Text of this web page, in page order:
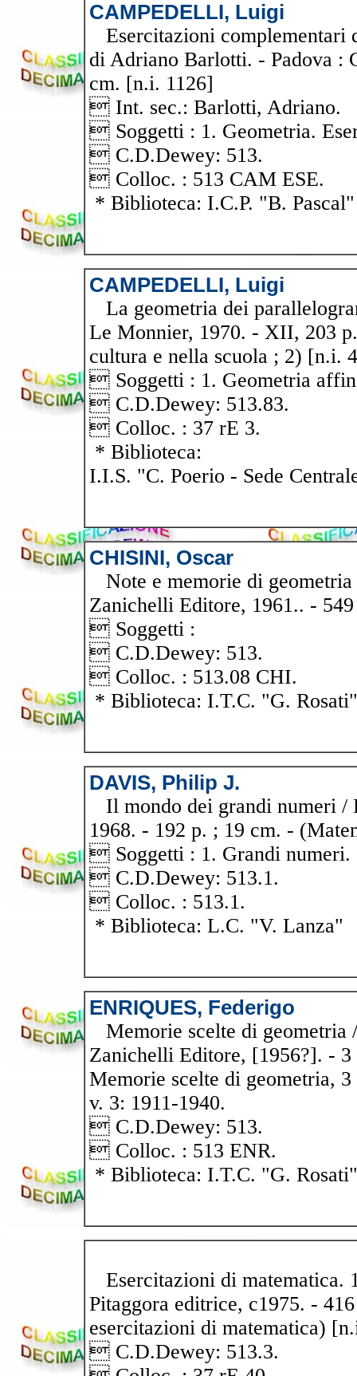
CAMPEDELLI, Luigi
Esercitazioni complementari
di Adriano Barlotti. - Padova
cm. [n.i. 1126]
 Int. sec.: Barlotti, Adriano.
 Soggetti : 1. Geometria.
 C.D.Dewey: 513.
 Colloc. : 513 CAM ESE.
* Biblioteca: I.C.P. "B. Pascal"
CAMPEDELLI, Luigi
La geometria dei
Le Monnier, 1970. - XII, 203
cultura e nella scuola ; 2) [n.i.
 Soggetti : 1. Geometria
 C.D.Dewey: 513.83.
 Colloc. : 37 rE 3.
* Biblioteca:
I.I.S. "C. Poerio - Sede
CHISINI, Oscar
Note e memorie di
Zanichelli Editore, 1961.. -
 Soggetti :
 C.D.Dewey: 513.
 Colloc. : 513.08 CHI.
* Biblioteca: I.T.C. "G. Rosati"
DAVIS, Philip J.
Il mondo dei grandi numeri /
1968. - 192 p. ; 19 cm. -
 Soggetti : 1. Grandi numeri.
 C.D.Dewey: 513.1.
 Colloc. : 513.1.
* Biblioteca: L.C. "V. Lanza"
ENRIQUES, Federigo
Memorie scelte di geometria
Zanichelli Editore, [1956?]. -
Memorie scelte di geometria,
v. 3: 1911-1940.
 C.D.Dewey: 513.
 Colloc. : 513 ENR.
* Biblioteca: I.T.C. "G. Rosati"
Esercitazioni di matematica.
Pitaggora editrice, c1975. -
esercitazioni di matematica)
 C.D.Dewey: 513.3.